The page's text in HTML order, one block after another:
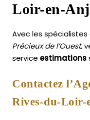
Loir-en-
Avec les spécialistes
Précieux de l’Ouest,
service estimations
Contactez
Rives-du-Loir-